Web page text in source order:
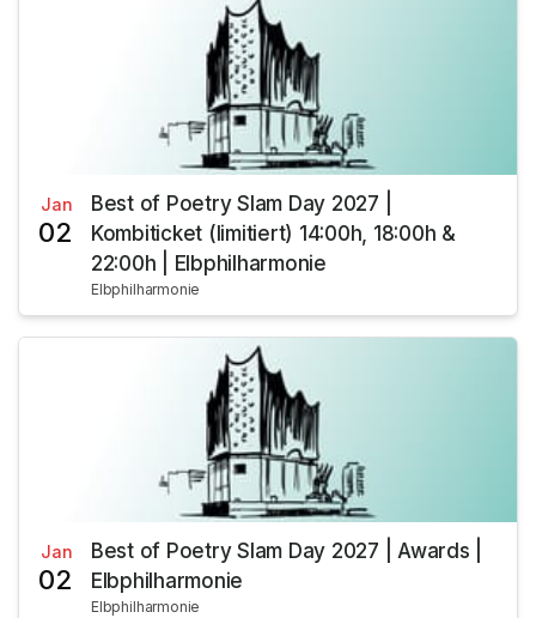
Jan
02
Best of Poetry Slam Day 2027 |
Kombiticket (limitiert) 14:00h, 18:00h &
22:00h | Elbphilharmonie
Elbphilharmonie
Jan
02
Best of Poetry Slam Day 2027 | Awards |
Elbphilharmonie
Elbphilharmonie